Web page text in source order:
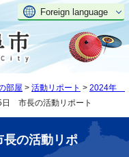
Foreign language
部屋 > 活動リポート > 2024年
日 市長の活動リポート
の活動リポ